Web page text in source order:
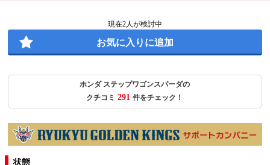
現在2人が検討中
お気に入りに追加
ホンダ ステップワゴンスパーダの
クチコミ 291 件をチェック！
状態